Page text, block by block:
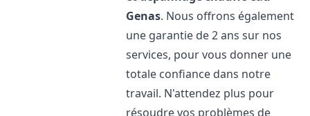
Genas. Nous offrons également
une garantie de 2 ans sur nos
services, pour vous donner une
totale confiance dans notre
travail. N'attendez plus pour
résoudre vos problèmes de